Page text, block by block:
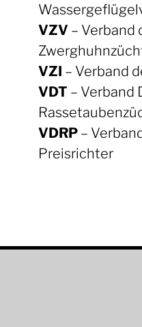
VZV – Verband
VZI – Verband
VDT – Verband
VDRP –
Preisrichter